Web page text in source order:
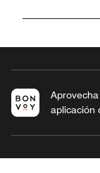
aplicación